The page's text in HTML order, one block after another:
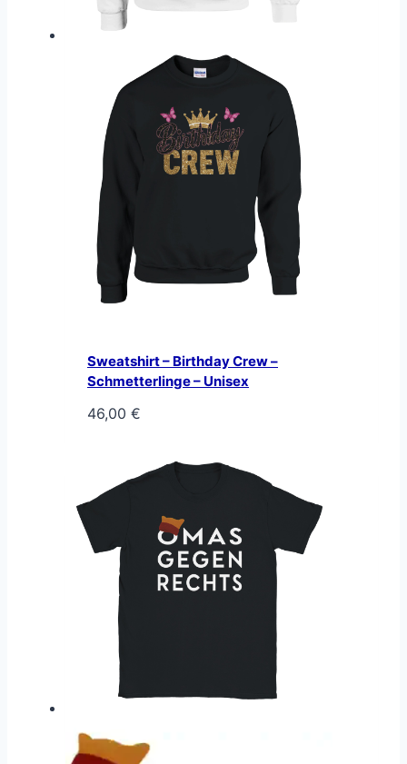
Sweatshirt – Birthday Crew –
Schmetterlinge – Unisex
46,00 €